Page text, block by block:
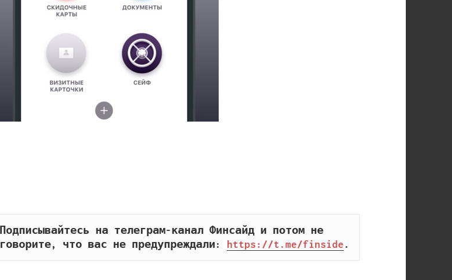
Подписывайтесь на телеграм-канал Финсайд и потом не
говорите, что вас не предупреждали:
https://t.me/finside .